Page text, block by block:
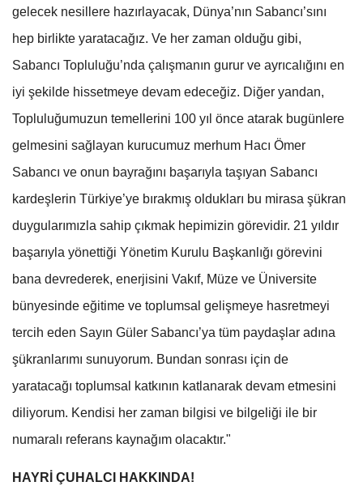
gelecek nesillere hazırlayacak, Dünya’nın Sabancı’sını
hep birlikte yaratacağız. Ve her zaman olduğu gibi,
Sabancı Topluluğu’nda çalışmanın gurur ve ayrıcalığını en
iyi şekilde hissetmeye devam edeceğiz. Diğer yandan,
Topluluğumuzun temellerini 100 yıl önce atarak bugünlere
gelmesini sağlayan kurucumuz merhum Hacı Ömer
Sabancı ve onun bayrağını başarıyla taşıyan Sabancı
kardeşlerin Türkiye’ye bırakmış oldukları bu mirasa şükran
duygularımızla sahip çıkmak hepimizin görevidir. 21 yıldır
başarıyla yönettiği Yönetim Kurulu Başkanlığı görevini
bana devrederek, enerjisini Vakıf, Müze ve Üniversite
bünyesinde eğitime ve toplumsal gelişmeye hasretmeyi
tercih eden Sayın Güler Sabancı’ya tüm paydaşlar adına
şükranlarımı sunuyorum. Bundan sonrası için de
yaratacağı toplumsal katkının katlanarak devam etmesini
diliyorum. Kendisi her zaman bilgisi ve bilgeliği ile bir
numaralı referans kaynağım olacaktır."
HAYRİ ÇUHALCI HAKKINDA!